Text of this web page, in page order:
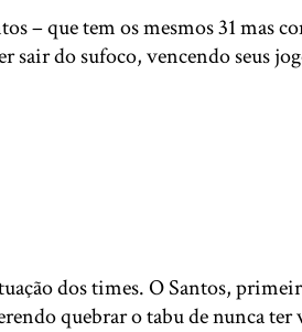
que tem os mesmos 31 mas
do sufoco, vencendo seus
dos times. O Santos,
quebrar o tabu de nunca